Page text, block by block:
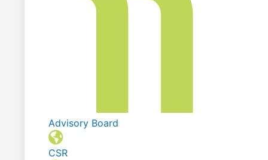
Advisory Board
CSR